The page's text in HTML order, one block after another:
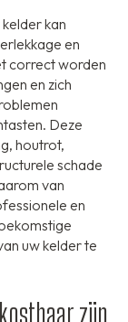
kan
en
correct worden
en zich
Deze
houtrot,
schade
van
en
uw kelder te